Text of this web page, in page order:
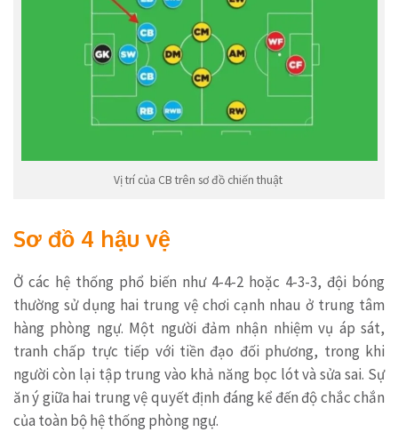
Vị trí của CB trên sơ đồ chiến thuật
Sơ đồ 4 hậu vệ
Ở các hệ thống phổ biến như 4-4-2 hoặc 4-3-3, đội bóng
thường sử dụng hai trung vệ chơi cạnh nhau ở trung tâm
hàng phòng ngự. Một người đảm nhận nhiệm vụ áp sát,
tranh chấp trực tiếp với tiền đạo đối phương, trong khi
người còn lại tập trung vào khả năng bọc lót và sửa sai. Sự
ăn ý giữa hai trung vệ quyết định đáng kể đến độ chắc chắn
của toàn bộ hệ thống phòng ngự.